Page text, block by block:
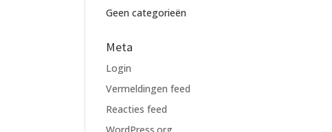
Geen categorieën
Meta
Login
Vermeldingen feed
Reacties feed